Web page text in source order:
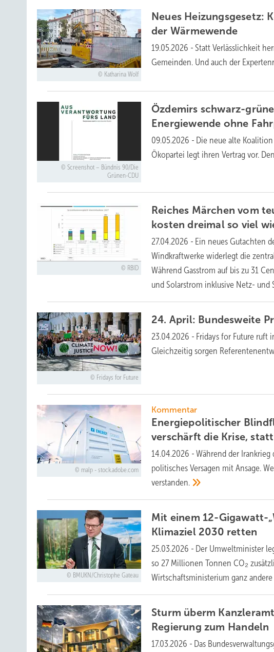
Katharina Wolf
Neues Heizungsgesetz:
der Wärmewende
19.05.2026 - Statt Verlässlichkeit
Gemeinden. Und auch der
Screenshot – Bündnis 90/Die
Grünen-CDU
Özdemirs schwarz-
Energiewende ohne
09.05.2026 - Die neue alte
Ökopartei legt ihren Vertrag vor.
RBID
Reiches Märchen vom
kosten dreimal so viel
27.04.2026 - Ein neues Gutachten
Windkraftwerke widerlegt die
Während Gasstrom auf bis zu 31
und Solarstrom inklusive Netz- und
Fridays for Future
24. April: Bundesweite
23.04.2026 - Fridays for Future ruft
Gleichzeitig sorgen
malp - stock.adobe.com
Kommentar
Energiepolitischer
verschärft die Krise,
14.04.2026 - Während der
politisches Versagen mit Ansage.
verstanden.
BMUKN/Christophe Gateau
Mit einem 12-Gigawatt-
Klimaziel 2030 retten
25.03.2026 - Der Umweltminister
so 27 Millionen Tonnen CO₂
Wirtschaftsministerium ganz
Sturm überm
Regierung zum Handeln
17.03.2026 - Das